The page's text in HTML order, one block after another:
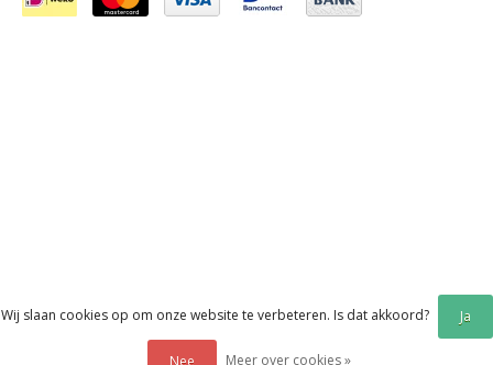
Wij slaan cookies op om onze website te verbeteren. Is dat akkoord? Ja
Nee Meer over cookies »